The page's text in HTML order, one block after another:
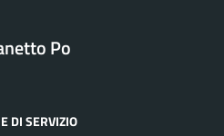
Po
DI SERVIZIO